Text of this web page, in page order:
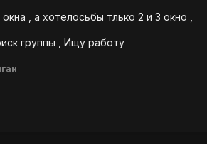
, а хотелосьбы тлько 2 и 3 окно ,
группы , Ищу работу